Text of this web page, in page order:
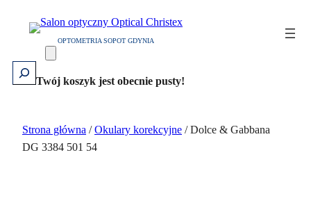
OPTOMETRIA SOPOT GDYNIA
Szukaj
Twój koszyk jest obecnie pusty!
Strona główna /Okulary korekcyjne / Dolce & Gabbana
DG 3384 501 54